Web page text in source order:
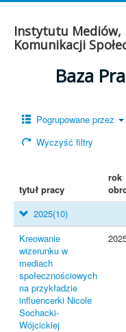
Instytutu Mediów,
Komunikacji
Baza
Pogrupowane przez
Wyczyść filtry
tytuł pracy
rok
2025(10)
Kreowanie
wizerunku w
mediach
społecznościowych
na przykładzie
influencerki Nicole
Sochacki-
Wójcickiej